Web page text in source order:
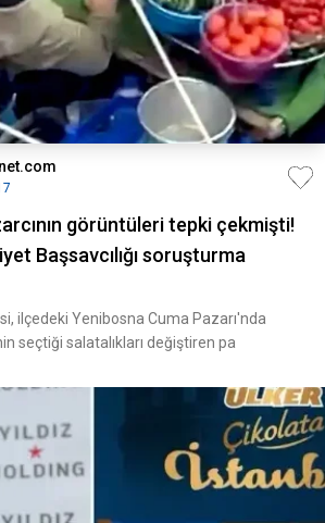
görüntüleri tepki çekmişti!
Başsavcılığı soruşturma
ilçedeki Yenibosna Cuma Pazarı'nda
seçtiği salatalıkları değiştiren pa